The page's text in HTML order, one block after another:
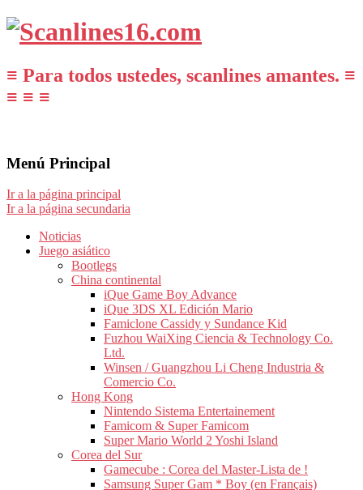
≡ Para todos ustedes, scanlines amantes. ≡
≡ ≡ ≡
Menú Principal
Ir a la página principal
Ir a la página secundaria
Noticias
Juego asiático
Bootlegs
China continental
iQue Game Boy Advance
iQue 3DS XL Edición Mario
Famiclone Cassidy y Sundance Kid
Fuzhou WaiXing Ciencia & Technology Co.
Ltd.
Winsen / Guangzhou Li Cheng Industria &
Comercio Co.
Hong Kong
Nintendo Sistema Entertainement
Famicom & Super Famicom
Super Mario World 2 Yoshi Island
Corea del Sur
Gamecube : Corea del Master-Lista de !
Samsung Super Gam * Boy (en Français)